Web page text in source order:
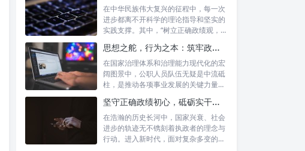
在中华民族伟大复兴的征程中，每一次
进步都离不开科学的理论指导和坚实的
实践支撑。其中，“树立正确政绩观，凝
思想之舵，行为之本：筑牢政绩观根基，永葆公职人员本色
在国家治理体系和治理能力现代化的宏
阔图景中，公职人员队伍无疑是中流砥
柱，是推动各项事业发展的关键力量。
坚守正确政绩初心，砥砺实干担当精神：新时代高质量发展的核心引擎
在浩瀚的历史长河中，国家兴衰、社会
进步的轨迹无不镌刻着执政者的理念与
行动。进入新时代，面对复杂多变的国